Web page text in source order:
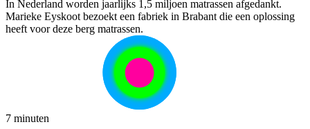
In Nederland worden jaarlijks 1,5 miljoen matrassen afgedankt.
Marieke Eyskoot bezoekt een fabriek in Brabant die een oplossing
heeft voor deze berg matrassen.
7 minuten